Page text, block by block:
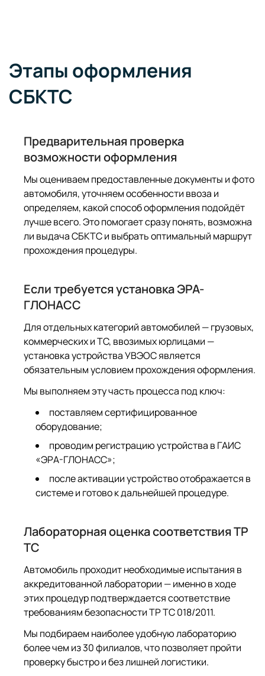
Этапы оформления
СБКТС
Предварительная проверка
возможности оформления
Мы оцениваем предоставленные документы и фото
автомобиля, уточняем особенности ввоза и
определяем, какой способ оформления подойдёт
лучше всего. Это помогает сразу понять, возможна
ли выдача СБКТС и выбрать оптимальный маршрут
прохождения процедуры.
Если требуется установка ЭРА-
ГЛОНАСС
Для отдельных категорий автомобилей — грузовых,
коммерческих и ТС, ввозимых юрлицами —
установка устройства УВЭОС является
обязательным условием прохождения оформления.
Мы выполняем эту часть процесса под ключ:
поставляем сертифицированное
оборудование;
проводим регистрацию устройства в ГАИС
«ЭРА-ГЛОНАСС»;
после активации устройство отображается в
системе и готово к дальнейшей процедуре.
Лабораторная оценка соответствия ТР
ТС
Автомобиль проходит необходимые испытания в
аккредитованной лаборатории — именно в ходе
этих процедур подтверждается соответствие
требованиям безопасности ТР ТС 018/2011.
Мы подбираем наиболее удобную лабораторию
более чем из 30 филиалов, что позволяет пройти
проверку быстро и без лишней логистики.